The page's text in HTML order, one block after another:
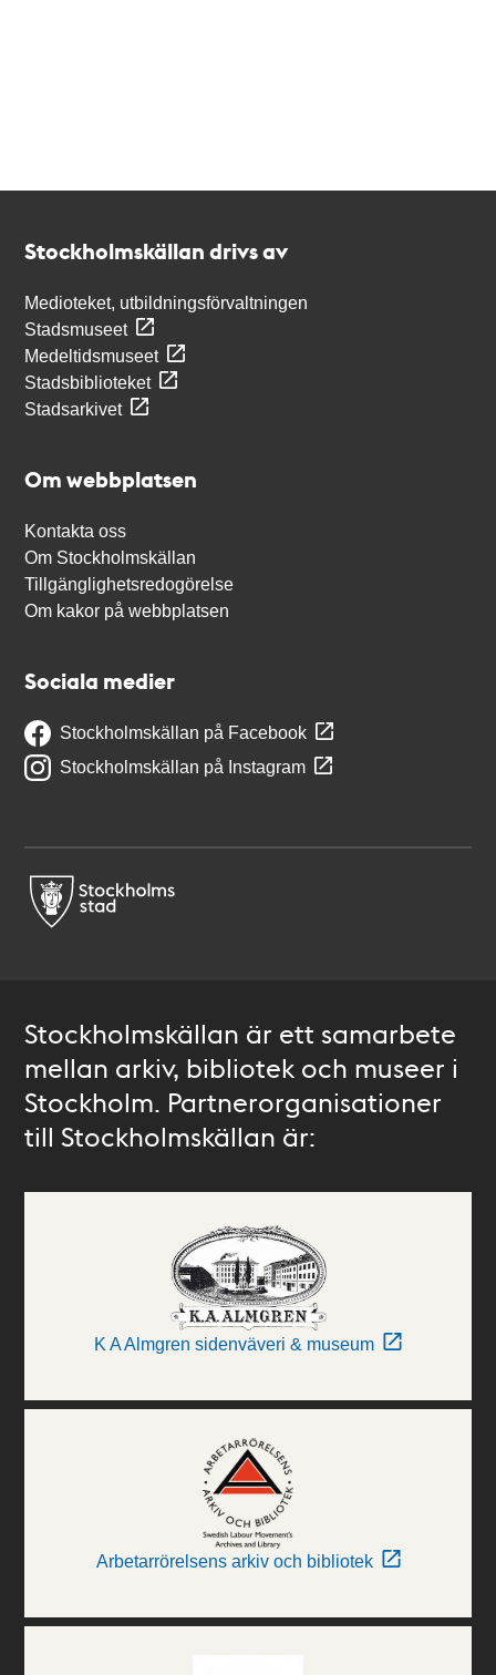
Stockholmskällan drivs av
Medioteket, utbildningsförvaltningen
Stadsmuseet
Medeltidsmuseet
Stadsbiblioteket
Stadsarkivet
Om webbplatsen
Kontakta oss
Om Stockholmskällan
Tillgänglighetsredogörelse
Om kakor på webbplatsen
Sociala medier
Stockholmskällan på Facebook
Stockholmskällan på Instagram
Stockholmskällan är ett samarbete
mellan arkiv, bibliotek och museer i
Stockholm. Partnerorganisationer
till Stockholmskällan är:
K A Almgren sidenväveri & museum
Arbetarrörelsens arkiv och bibliotek